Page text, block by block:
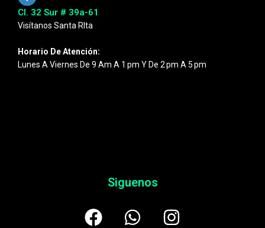
Cl. 32 Sur # 39a-61
Visítanos Santa RIta
Horario De Atención:
Lunes A Viernes De 9 Am A 1 Pm Y De 2 Pm A 5 Pm
Siguenos